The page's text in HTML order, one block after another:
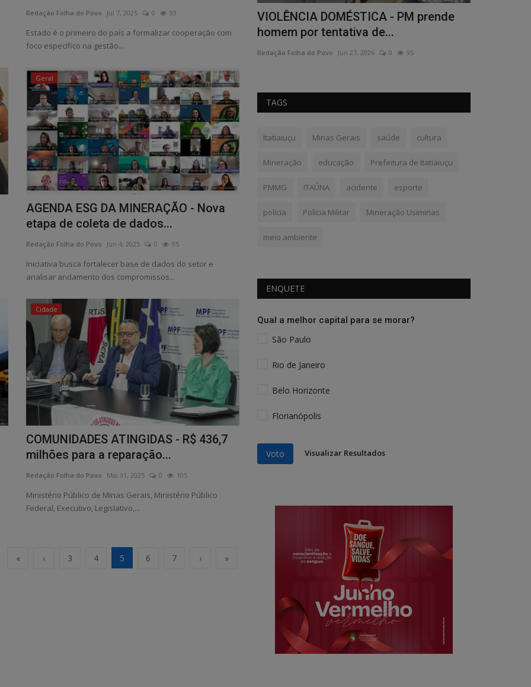
Redação Folha do Povo Jul 7, 2025 0 93
Estado é o primeiro do país a formalizar cooperação com
foco específico na gestão...
Geral
AGENDA ESG DA MINERAÇÃO - Nova
etapa de coleta de dados...
Redação Folha do Povo Jun 4, 2025 0 95
Iniciativa busca fortalecer base de dados do setor e
analisar andamento dos compromissos...
Cidade
COMUNIDADES ATINGIDAS - R$ 436,7
milhões para a reparação...
Redação Folha do Povo Mai 31, 2025 0 105
Ministério Público de Minas Gerais, Ministério Público
Federal, Executivo, Legislativo,...
« ‹ 3 4 5 6 7 › »
VIOLÊNCIA DOMÉSTICA - PM prende
homem por tentativa de...
Redação Folha do Povo
PRF recupera caminhão clonado após
perseguição na BR-381;...
Redação Folha do Povo Mai 19, 2026 0 172
TAGS
Itatiaiuçu Minas Gerais saúde cultura
Mineração educação Prefeitura de Itatiaiuçu
PMMG ITAÚNA acidente esporte
polícia Polícia Militar Mineração Usiminas
meio ambiente
ENQUETE
Qual a melhor capital para se morar?
São Paulo
Rio de Janeiro
Belo Horizonte
Florianópolis
Voto Visualizar Resultados